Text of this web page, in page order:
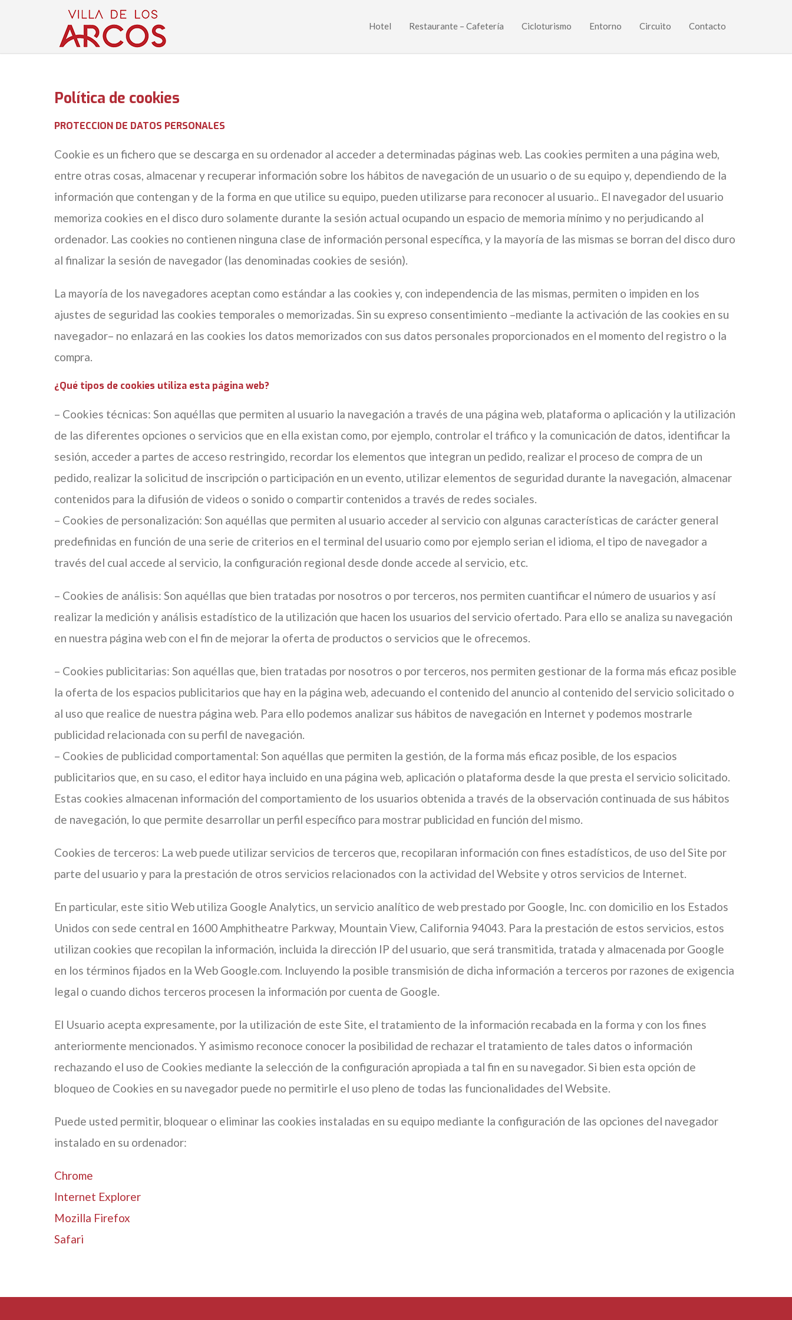
Hotel Restaurante – Cafetería Cicloturismo Entorno Circuito Contacto
Política de cookies
PROTECCION DE DATOS PERSONALES
Cookie es un fichero que se descarga en su ordenador al acceder a determinadas páginas web. Las cookies permiten a una página web,
entre otras cosas, almacenar y recuperar información sobre los hábitos de navegación de un usuario o de su equipo y, dependiendo de la
información que contengan y de la forma en que utilice su equipo, pueden utilizarse para reconocer al usuario.. El navegador del usuario
memoriza cookies en el disco duro solamente durante la sesión actual ocupando un espacio de memoria mínimo y no perjudicando al
ordenador. Las cookies no contienen ninguna clase de información personal específica, y la mayoría de las mismas se borran del disco duro
al finalizar la sesión de navegador (las denominadas cookies de sesión).
La mayoría de los navegadores aceptan como estándar a las cookies y, con independencia de las mismas, permiten o impiden en los
ajustes de seguridad las cookies temporales o memorizadas. Sin su expreso consentimiento –mediante la activación de las cookies en su
navegador– no enlazará en las cookies los datos memorizados con sus datos personales proporcionados en el momento del registro o la
compra.
¿Qué tipos de cookies utiliza esta página web?
– Cookies técnicas: Son aquéllas que permiten al usuario la navegación a través de una página web, plataforma o aplicación y la utilización
de las diferentes opciones o servicios que en ella existan como, por ejemplo, controlar el tráfico y la comunicación de datos, identificar la
sesión, acceder a partes de acceso restringido, recordar los elementos que integran un pedido, realizar el proceso de compra de un
pedido, realizar la solicitud de inscripción o participación en un evento, utilizar elementos de seguridad durante la navegación, almacenar
contenidos para la difusión de videos o sonido o compartir contenidos a través de redes sociales.
– Cookies de personalización: Son aquéllas que permiten al usuario acceder al servicio con algunas características de carácter general
predefinidas en función de una serie de criterios en el terminal del usuario como por ejemplo serian el idioma, el tipo de navegador a
través del cual accede al servicio, la configuración regional desde donde accede al servicio, etc.
– Cookies de análisis: Son aquéllas que bien tratadas por nosotros o por terceros, nos permiten cuantificar el número de usuarios y así
realizar la medición y análisis estadístico de la utilización que hacen los usuarios del servicio ofertado. Para ello se analiza su navegación
en nuestra página web con el fin de mejorar la oferta de productos o servicios que le ofrecemos.
– Cookies publicitarias: Son aquéllas que, bien tratadas por nosotros o por terceros, nos permiten gestionar de la forma más eficaz posible
la oferta de los espacios publicitarios que hay en la página web, adecuando el contenido del anuncio al contenido del servicio solicitado o
al uso que realice de nuestra página web. Para ello podemos analizar sus hábitos de navegación en Internet y podemos mostrarle
publicidad relacionada con su perfil de navegación.
– Cookies de publicidad comportamental: Son aquéllas que permiten la gestión, de la forma más eficaz posible, de los espacios
publicitarios que, en su caso, el editor haya incluido en una página web, aplicación o plataforma desde la que presta el servicio solicitado.
Estas cookies almacenan información del comportamiento de los usuarios obtenida a través de la observación continuada de sus hábitos
de navegación, lo que permite desarrollar un perfil específico para mostrar publicidad en función del mismo.
Cookies de terceros: La web puede utilizar servicios de terceros que, recopilaran información con fines estadísticos, de uso del Site por
parte del usuario y para la prestación de otros servicios relacionados con la actividad del Website y otros servicios de Internet.
En particular, este sitio Web utiliza Google Analytics, un servicio analítico de web prestado por Google, Inc. con domicilio en los Estados
Unidos con sede central en 1600 Amphitheatre Parkway, Mountain View, California 94043. Para la prestación de estos servicios, estos
utilizan cookies que recopilan la información, incluida la dirección IP del usuario, que será transmitida, tratada y almacenada por Google
en los términos fijados en la Web Google.com. Incluyendo la posible transmisión de dicha información a terceros por razones de exigencia
legal o cuando dichos terceros procesen la información por cuenta de Google.
El Usuario acepta expresamente, por la utilización de este Site, el tratamiento de la información recabada en la forma y con los fines
anteriormente mencionados. Y asimismo reconoce conocer la posibilidad de rechazar el tratamiento de tales datos o información
rechazando el uso de Cookies mediante la selección de la configuración apropiada a tal fin en su navegador. Si bien esta opción de
bloqueo de Cookies en su navegador puede no permitirle el uso pleno de todas las funcionalidades del Website.
Puede usted permitir, bloquear o eliminar las cookies instaladas en su equipo mediante la configuración de las opciones del navegador
instalado en su ordenador:
Chrome
Internet Explorer
Mozilla Firefox
Safari